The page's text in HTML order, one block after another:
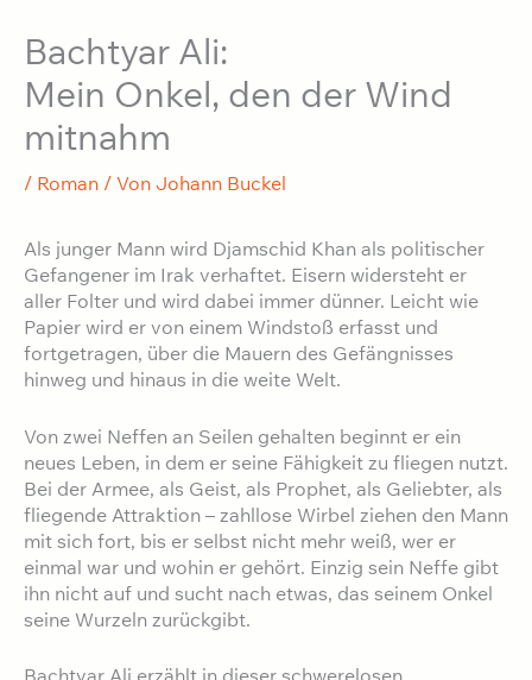
Bachtyar Ali:
Mein Onkel, den der Wind
mitnahm
/ Roman / Von Johann Buckel
Als junger Mann wird Djamschid Khan als politischer
Gefangener im Irak verhaftet. Eisern widersteht er
aller Folter und wird dabei immer dünner. Leicht wie
Papier wird er von einem Windstoß erfasst und
fortgetragen, über die Mauern des Gefängnisses
hinweg und hinaus in die weite Welt.
Von zwei Neffen an Seilen gehalten beginnt er ein
neues Leben, in dem er seine Fähigkeit zu fliegen nutzt.
Bei der Armee, als Geist, als Prophet, als Geliebter, als
fliegende Attraktion – zahllose Wirbel ziehen den Mann
mit sich fort, bis er selbst nicht mehr weiß, wer er
einmal war und wohin er gehört. Einzig sein Neffe gibt
ihn nicht auf und sucht nach etwas, das seinem Onkel
seine Wurzeln zurückgibt.